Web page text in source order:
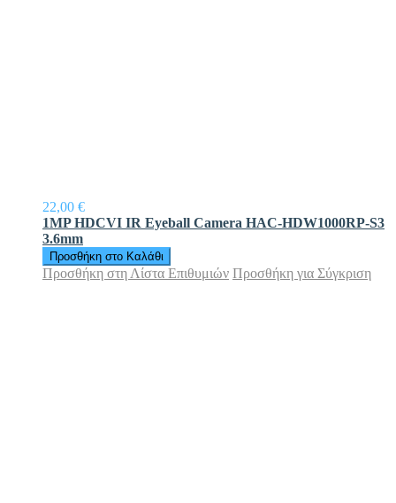
22,00 €
1MP HDCVI IR Eyeball Camera HAC-HDW1000RP-S3
3.6mm
Προσθήκη στο Καλάθι
Προσθήκη στη Λίστα Επιθυμιών Προσθήκη για Σύγκριση